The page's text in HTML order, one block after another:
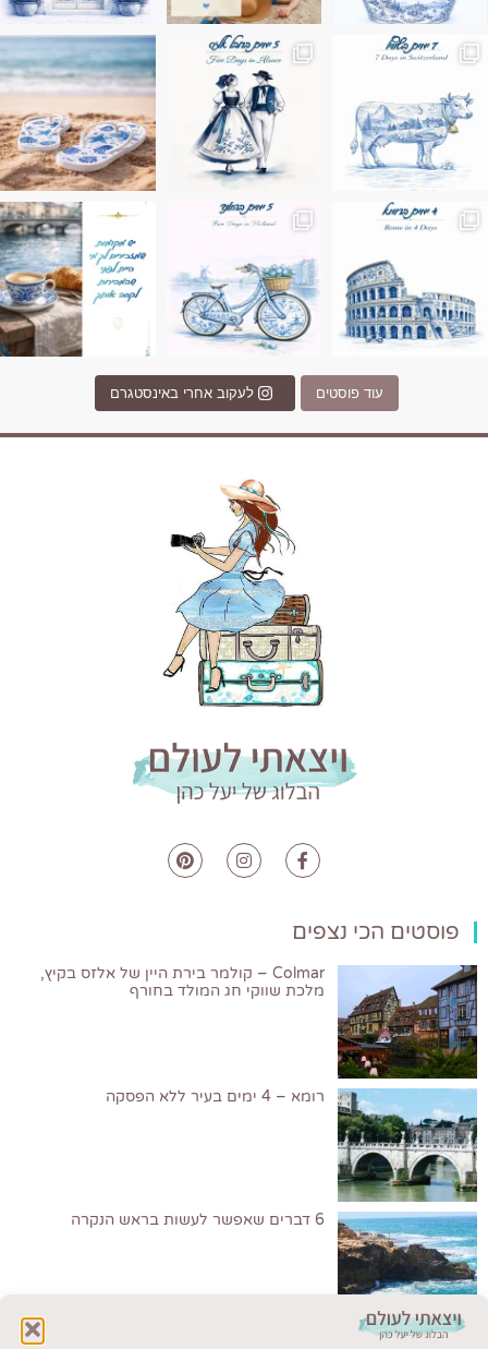
בחבל אלזס צרפת
בחופשה שבו הכל נהיה פשוט יותר. החול, הי
Instagram post
Instagram post 17994326828955248
עוד פוסטים לעקוב אחרי באינסטגרם
פוסטים הכי נצפים
Colmar – קולמר בירת היין של אלזס בקיץ,
מלכת שווקי חג המולד בחורף
רומא – 4 ימים בעיר ללא הפסקה
6 דברים שאפשר לעשות בראש הנקרה